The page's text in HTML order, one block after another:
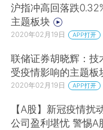
沪指冲高回落跌
主题板块
2020年02月19日 APP打开
联储证券胡晓辉：
受疫情影响的主题板
2020年02月19日 APP打开
【A股】新冠疫情扰
公司盈利堪忧 警惕A